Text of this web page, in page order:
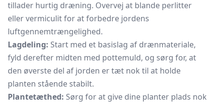
tillader hurtig dræning. Overvej at blande perlitter
eller vermiculit for at forbedre jordens
luftgennemtrængelighed.
Lagdeling: Start med et basislag af drænmateriale,
fyld derefter midten med pottemuld, og sørg for, at
den øverste del af jorden er tæt nok til at holde
planten stående stabilt.
Plantetæthed: Sørg for at give dine planter plads nok